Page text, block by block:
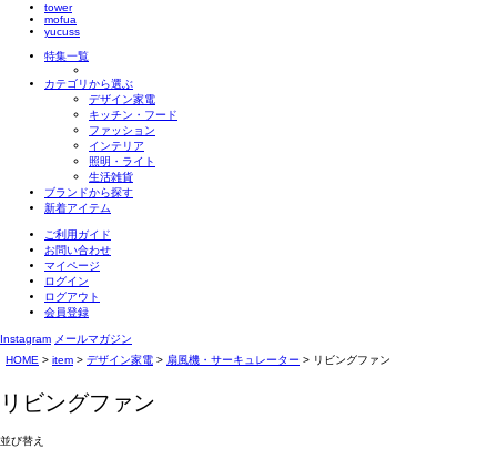
tower
mofua
yucuss
特集一覧
カテゴリから選ぶ
デザイン家電
キッチン・フード
ファッション
インテリア
照明・ライト
生活雑貨
ブランドから探す
新着アイテム
ご利用ガイド
お問い合わせ
マイページ
ログイン
ログアウト
会員登録
Instagram メールマガジン
HOME
item デザイン家電 扇風機・サーキュレーター リビングファン
リビングファン
並び替え